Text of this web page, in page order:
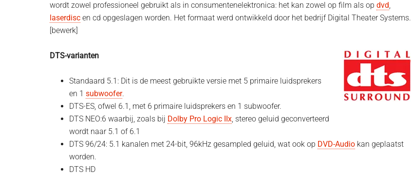
wordt zowel professioneel gebruikt als in consumentenelektronica: het kan zowel op film als op dvd,
laserdisc en cd opgeslagen worden. Het formaat werd ontwikkeld door het bedrijf Digital Theater Systems.
[bewerk]
DTS-varianten
Standaard 5.1: Dit is de meest gebruikte versie met 5 primaire luidsprekers
en 1 subwoofer.
DTS-ES, ofwel 6.1, met 6 primaire luidsprekers en 1 subwoofer.
DTS NEO:6 waarbij, zoals bij Dolby Pro Logic IIx, stereo geluid geconverteerd
wordt naar 5.1 of 6.1
DTS 96/24: 5.1 kanalen met 24-bit, 96kHz gesampled geluid, wat ook op DVD-Audio kan geplaatst
worden.
DTS HD